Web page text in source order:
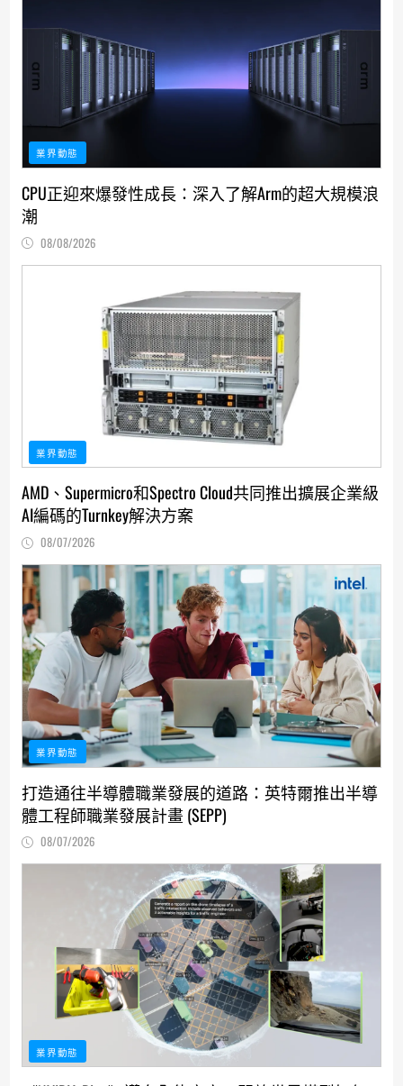
業界動態
CPU正迎來爆發性成長：深入了解Arm的超大規模浪
潮
08/08/2026
業界動態
AMD、Supermicro和Spectro Cloud共同推出擴展企業級
AI編碼的Turnkey解決方案
08/07/2026
業界動態
打造通往半導體職業發展的道路：英特爾推出半導
體工程師職業發展計畫 (SEPP)
08/07/2026
業界動態